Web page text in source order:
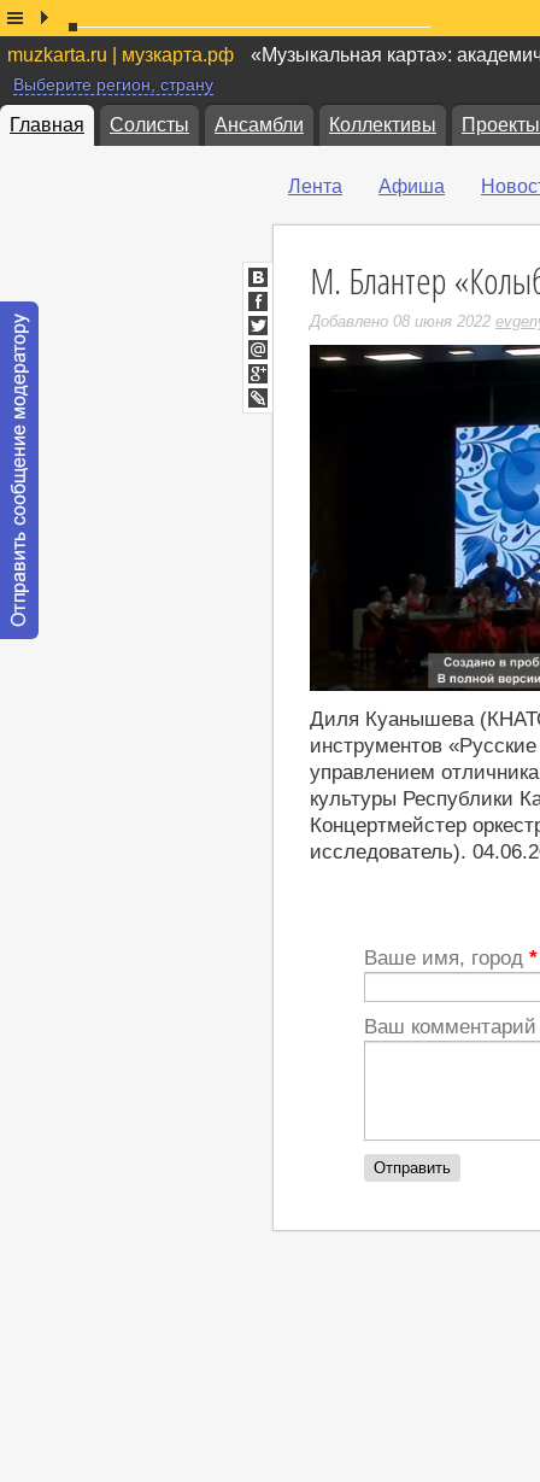
muzkarta.ru | музкарта.рф «Музыкальная карта»:
Выберите регион, страну
Главная Солисты Ансамбли Коллективы Проекты
Лента Афиша
М. Блантер
Добавлено 08 июня 2022
Диля Куанышева
инструментов
управлением
культуры Республики
Концертмейстер
исследователь).
ВКонтакте
Facebook
Twitter
Мой
Мир
Google+
LiveJournal
Ваше имя, город *
Ваш